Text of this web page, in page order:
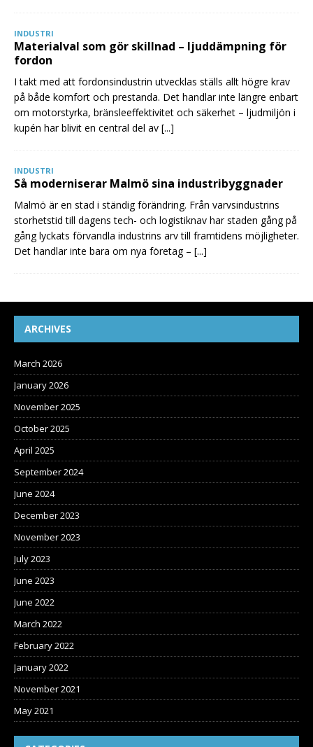
INDUSTRI
Materialval som gör skillnad – ljuddämpning för
fordon
I takt med att fordonsindustrin utvecklas ställs allt högre krav
på både komfort och prestanda. Det handlar inte längre enbart
om motorstyrka, bränsleeffektivitet och säkerhet – ljudmiljön i
kupén har blivit en central del av [...]
INDUSTRI
Så moderniserar Malmö sina industribyggnader
Malmö är en stad i ständig förändring. Från varvsindustrins
storhetstid till dagens tech- och logistiknav har staden gång på
gång lyckats förvandla industrins arv till framtidens möjligheter.
Det handlar inte bara om nya företag – [...]
ARCHIVES
March 2026
January 2026
November 2025
October 2025
April 2025
September 2024
June 2024
December 2023
November 2023
July 2023
June 2023
June 2022
March 2022
February 2022
January 2022
November 2021
May 2021